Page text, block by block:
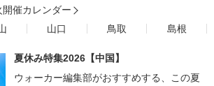
催カレンダー
山口 鳥取 島根
夏休み特集2026【中国】
ウォーカー編集部がおすすめする、この夏